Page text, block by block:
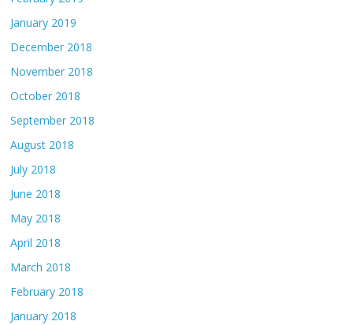
January 2019
December 2018
November 2018
October 2018
September 2018
August 2018
July 2018
June 2018
May 2018
April 2018
March 2018
February 2018
January 2018